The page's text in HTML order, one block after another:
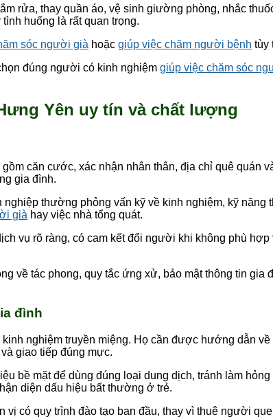
rửa, thay quần áo, vệ sinh giường phòng, nhắc
huống là rất quan trọng.
sóc người già hoặc giúp việc chăm người bệnh tùy
đúng người có kinh nghiệm giúp việc chăm sóc
Yên uy tín và chất lượng
căn cước, xác nhận nhân thân, địa chỉ quê quán
gia đình.
thường phỏng vấn kỹ về kinh nghiệm, kỹ năng
già hay việc nhà tổng quát.
vụ rõ ràng, có cam kết đổi người khi không phù
về tác phong, quy tắc ứng xử, bảo mật thông tin gia
đình
nghiệm truyền miệng. Họ cần được hướng dẫn
giao tiếp đúng mực.
bề mặt để dùng đúng loại dung dịch, tránh làm
diện dấu hiệu bất thường ở trẻ.
vị có quy trình đào tạo ban đầu, thay vì thuê người